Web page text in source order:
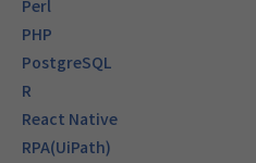
Perl
PHP
PostgreSQL
R
React Native
RPA(UiPath)